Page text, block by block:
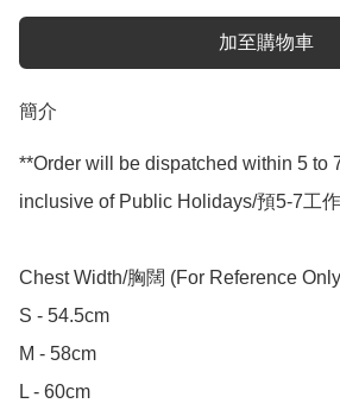
加至購物車
簡介
**Order will be dispatched within 5 to
inclusive of Public Holidays/預5-7工
Chest Width/胸闊 (For Reference
S - 54.5cm
M - 58cm
L - 60cm